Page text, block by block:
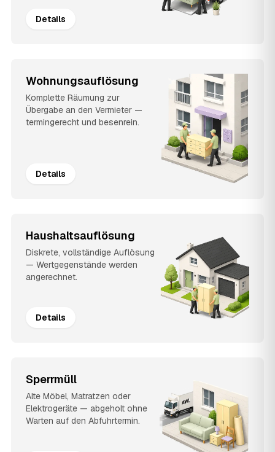
Details
Wohnungsauflösung
Komplette Räumung zur
Übergabe an den Vermieter —
termingerecht und besenrein.
Details
Haushaltsauflösung
Diskrete, vollständige Auflösung
— Wertgegenstände werden
angerechnet.
Details
Sperrmüll
Alte Möbel, Matratzen oder
Elektrogeräte — abgeholt ohne
Warten auf den Abfuhrtermin.